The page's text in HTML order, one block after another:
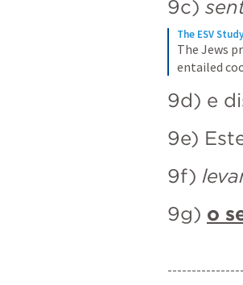
9c)
The ESV
The Jews
entailed
9d) e
9e)
9f)
9g) o